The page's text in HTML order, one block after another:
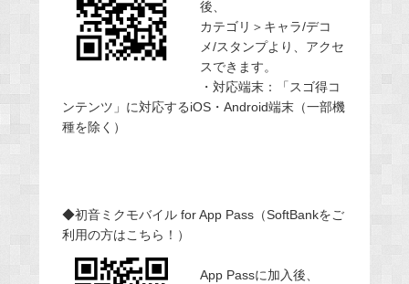
後、
カテゴリ＞キャラ/デコ
メ/スタンプより、アクセ
スできます。
・対応端末：「スゴ得コ
ンテンツ」に対応するiOS・Android端末（一部機
種を除く）
◆初音ミクモバイル for App Pass（SoftBankをご
利用の方はこちら！）
App Passに加入後、